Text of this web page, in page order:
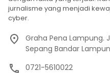
jurnalisme yang menjadi
cyber.
Graha Pena Lampung.
Sepang Bandar
0721-5610022